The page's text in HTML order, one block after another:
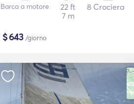
Barca a motore
22 ft
7 m
8 Crociera
$643 /giorno